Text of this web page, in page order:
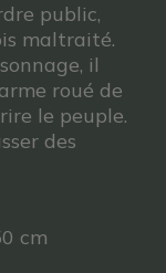
public,
maltraité.
il
roué de
le peuple.
des
cm